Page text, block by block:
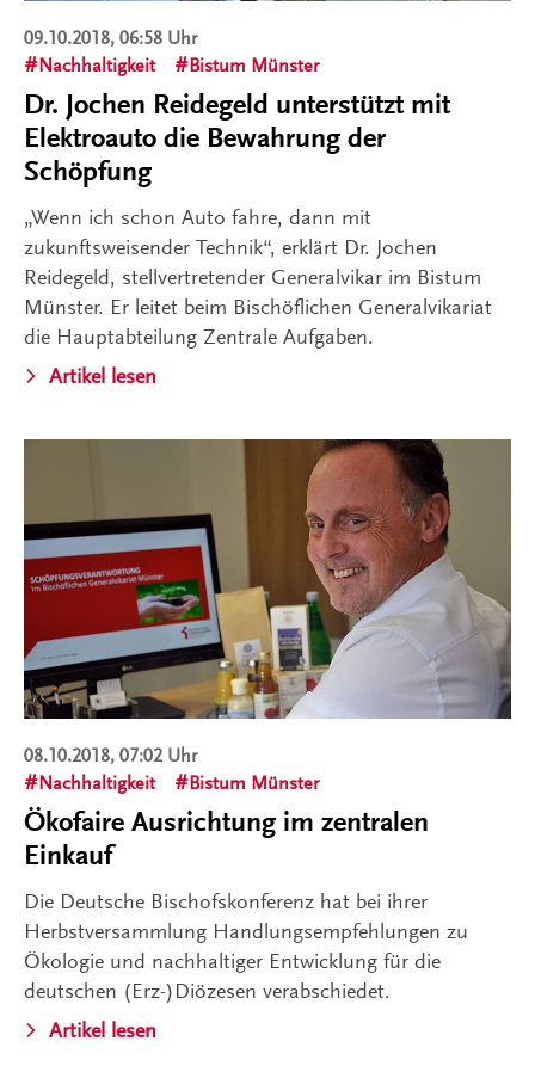
09.10.2018, 06:58 Uhr
Nachhaltigkeit
Bistum Münster
Dr. Jochen Reidegeld unterstützt mit
Elektroauto die Bewahrung der
Schöpfung
„Wenn ich schon Auto fahre, dann mit
zukunftsweisender Technik“, erklärt Dr. Jochen
Reidegeld, stellvertretender Generalvikar im Bistum
Münster. Er leitet beim Bischöflichen Generalvikariat
die Hauptabteilung Zentrale Aufgaben.
Artikel lesen
08.10.2018, 07:02 Uhr
Nachhaltigkeit
Bistum Münster
Ökofaire Ausrichtung im zentralen
Einkauf
Die Deutsche Bischofskonferenz hat bei ihrer
Herbstversammlung Handlungsempfehlungen zu
Ökologie und nachhaltiger Entwicklung für die
deutschen (Erz-)Diözesen verabschiedet.
Artikel lesen